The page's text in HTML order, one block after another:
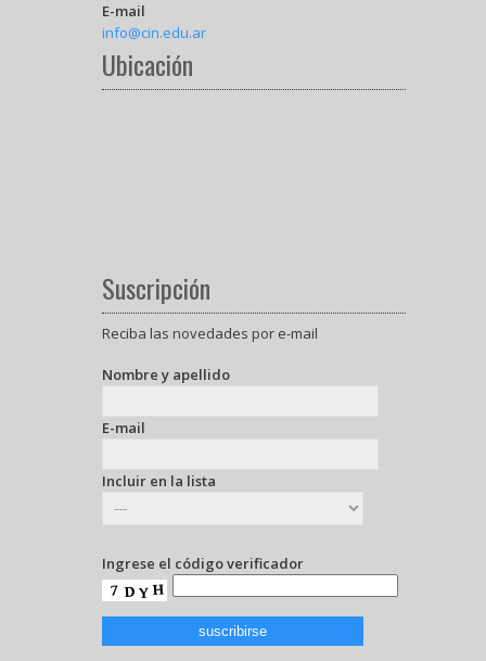
E-mail
info@cin.edu.ar
Ubicación
Suscripción
Reciba las novedades por e-mail
Nombre y apellido
E-mail
Incluir en la lista
Ingrese el código verificador